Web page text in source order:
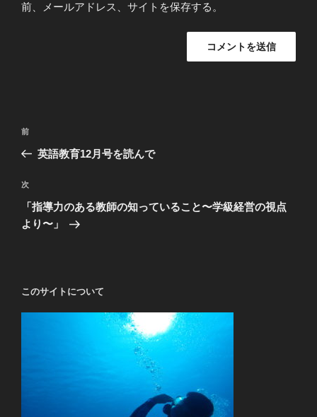
前、メールアドレス、サイトを保存する。
投
ナ
ビ
ゲ
ー
前
の
稿
前
英語教育12月号を読んで
次
の
投
次
「指導力のある教師の知っていること〜学級経営の視点
より〜」
このサイトについて